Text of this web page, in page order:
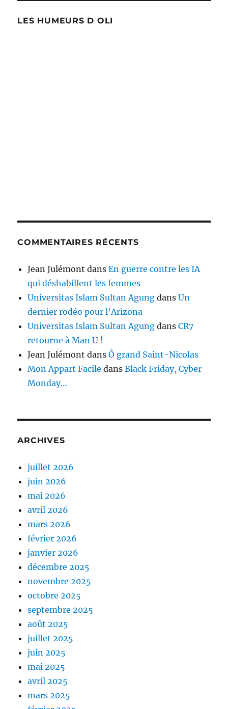
LES HUMEURS D OLI
COMMENTAIRES RÉCENTS
Jean Julémont dansEn guerre contre les IA
qui déshabillent les femmes
Universitas Islam Sultan Agung dansUn
dernier rodéo pour l’Arizona
Universitas Islam Sultan Agung dansCR7
retourne à Man U !
Jean Julémont dansÔ grand Saint-Nicolas
Mon Appart Facile dansBlack Friday, Cyber
Monday…
ARCHIVES
juillet 2026
juin 2026
mai 2026
avril 2026
mars 2026
février 2026
janvier 2026
décembre 2025
novembre 2025
octobre 2025
septembre 2025
août 2025
juillet 2025
juin 2025
mai 2025
avril 2025
mars 2025